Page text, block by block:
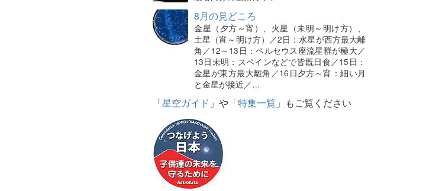
8月の見どころ
金星（夕方～宵）、火星（未明～明け方）、
土星（宵～明け方）／2日：水星が西方最大離
角／12～13日：ペルセウス座流星群が極大／
13日未明：スペインなどで皆既日食／15日：
金星が東方最大離角／16日夕方～宵：細い月
と金星が接近／…
「星空ガイド 」や「特集一覧 」もご覧ください